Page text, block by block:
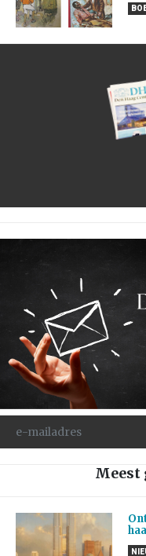
Meest